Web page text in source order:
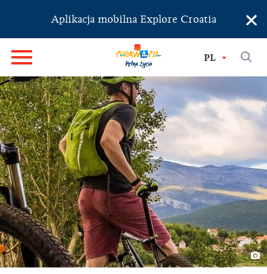
Aplikacja mobilna Explore Croatia ×
PL